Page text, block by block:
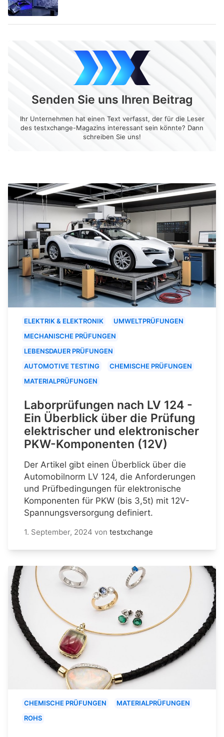
Senden Sie uns Ihren Beitrag
Ihr Unternehmen hat einen Text verfasst, der für die Leser
des testxchange-Magazins interessant sein könnte? Dann
schreiben Sie uns!
ELEKTRIK & ELEKTRONIK
UMWELTPRÜFUNGEN
MECHANISCHE PRÜFUNGEN
LEBENSDAUER PRÜFUNGEN
AUTOMOTIVE TESTING
CHEMISCHE PRÜFUNGEN
MATERIALPRÜFUNGEN
Laborprüfungen nach LV 124 -
Ein Überblick über die Prüfung
elektrischer und elektronischer
PKW-Komponenten (12V)
Der Artikel gibt einen Überblick über die
Automobilnorm LV 124, die Anforderungen
und Prüfbedingungen für elektronische
Komponenten für PKW (bis 3,5t) mit 12V-
Spannungsversorgung definiert.
1. September, 2024 von testxchange
CHEMISCHE PRÜFUNGEN
MATERIALPRÜFUNGEN
ROHS